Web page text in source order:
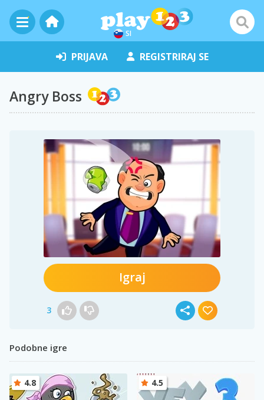
SI
PRIJAVA REGISTRIRAJ SE
Angry Boss
Igraj
3
Podobne igre
4.8 4.5